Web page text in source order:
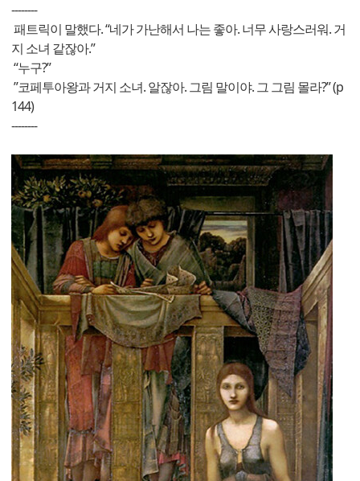
--------
패트릭이 말했다. “네가 가난해서 나는 좋아. 너무 사랑스러워. 거
지 소녀 같잖아.”
“누구?”
”코페투아왕과 거지 소녀. 알잖아. 그림 말이야. 그 그림 몰라?” (p
144)
--------